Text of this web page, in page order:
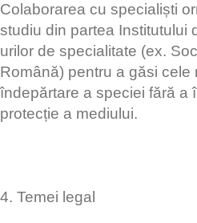
​Colaborarea cu specialiști
studiu din partea Institutului
urilor de specialitate (ex.
Română) pentru a găsi cele
îndepărtare a speciei fără a
protecție a mediului.
​4. Temei legal